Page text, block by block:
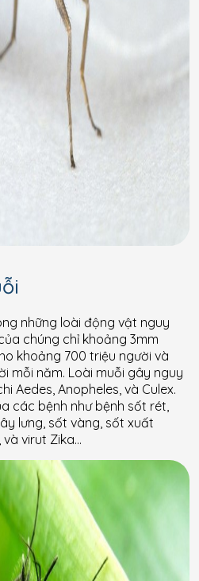
những loài động vật nguy
chúng chỉ khoảng 3mm
khoảng 700 triệu người và
mỗi năm. Loài muỗi gây nguy
Aedes, Anopheles, và Culex.
các bệnh như bệnh sốt rét,
lưng, sốt vàng, sốt xuất
và virut Zika…